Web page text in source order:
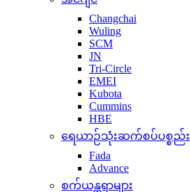
Changchai
Wuling
SCM
JN
Tri-Circle
EMEI
Kubota
Cummins
HBE
ရေယာဉ်သုံးဆက်စပ်ပစ္စည်း
Fada
Advance
စက်ယန္တရာများ